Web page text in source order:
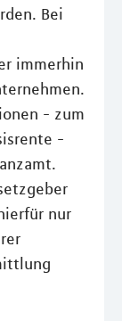
Bei
immerhin
- zum
-
nur